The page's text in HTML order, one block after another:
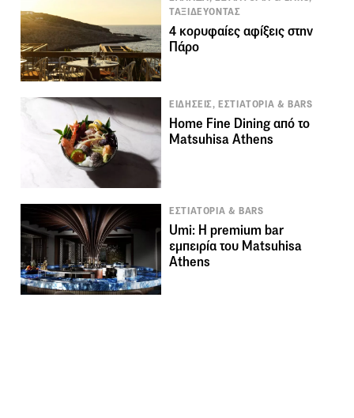
ΤΑΞΙΔΕΥΟΝΤΑΣ
4 κορυφαίες αφίξεις στην
Πάρο
ΕΙΔΗΣΕΙΣ, ΕΣΤΙΑΤΟΡΙΑ & BARS
Home Fine Dining από το
Matsuhisa Athens
ΕΣΤΙΑΤΟΡΙΑ & BARS
Umi: Η premium bar
εμπειρία του Matsuhisa
Athens